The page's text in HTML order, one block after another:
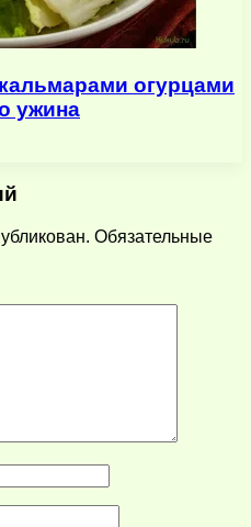
огурцами
ужина
Обязательные